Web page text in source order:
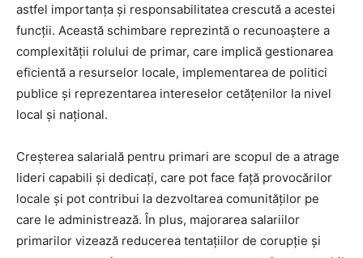
astfel importanța și responsabilitatea crescută a acestei
funcții. Această schimbare reprezintă o recunoaștere a
complexității rolului de primar, care implică gestionarea
eficientă a resurselor locale, implementarea de politici
publice și reprezentarea intereselor cetățenilor la nivel
local și național.
Creșterea salarială pentru primari are scopul de a atrage
lideri capabili și dedicați, care pot face față provocărilor
locale și pot contribui la dezvoltarea comunităților pe
care le administrează. În plus, majorarea salariilor
primarilor vizează reducerea tentațiilor de corupție și